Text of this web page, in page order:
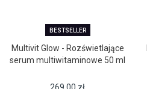
BESTSELLER
Multivit Glow - Rozświetlające
serum multiwitaminowe 50 ml